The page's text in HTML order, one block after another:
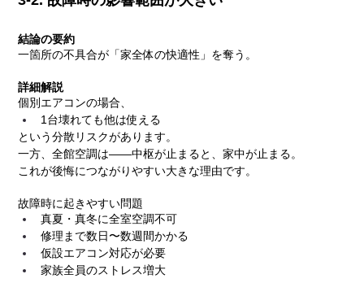
結論の要約
一箇所の不具合が「家全体の快適性」を奪う。
詳細解説
個別エアコンの場合、
1台壊れても他は使える
という分散リスクがあります。
一方、全館空調は――中枢が止まると、家中が止まる。
これが後悔につながりやすい大きな理由です。
故障時に起きやすい問題
真夏・真冬に全室空調不可
修理まで数日〜数週間かかる
仮設エアコン対応が必要
家族全員のストレス増大